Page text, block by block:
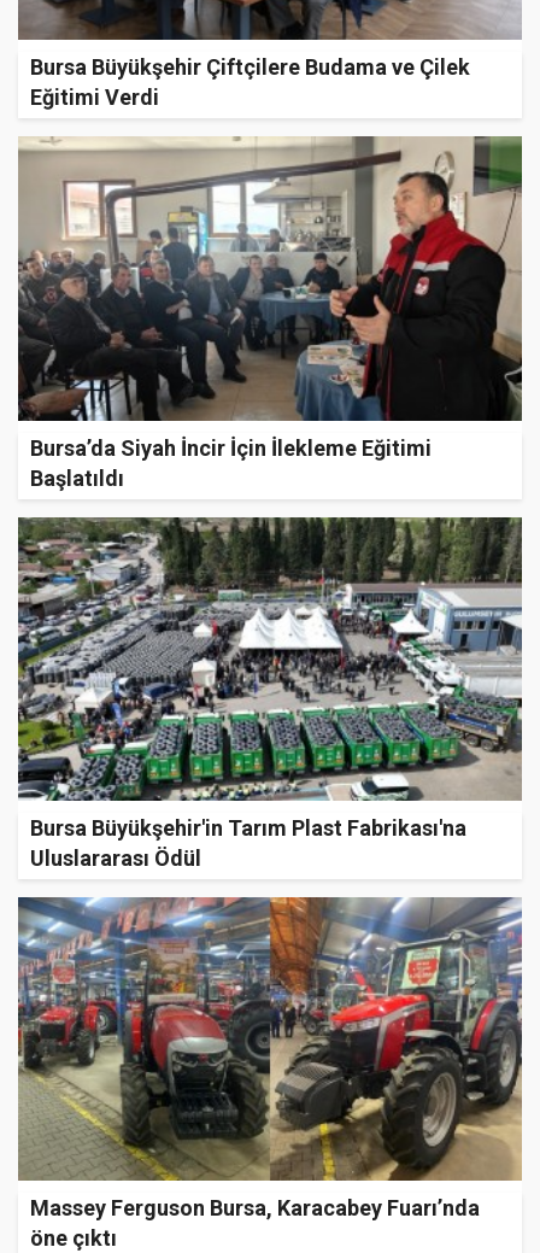
Bursa Büyükşehir Çiftçilere Budama ve Çilek
Eğitimi Verdi
Bursa’da Siyah İncir İçin İlekleme Eğitimi
Başlatıldı
Bursa Büyükşehir'in Tarım Plast Fabrikası'na
Uluslararası Ödül
Massey Ferguson Bursa, Karacabey Fuarı’nda
öne çıktı